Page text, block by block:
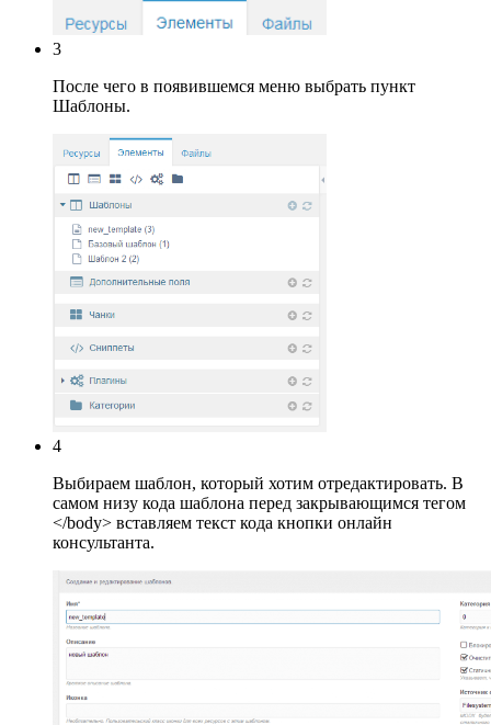
3
После чего в появившемся меню выбрать пункт
Шаблоны.
4
Выбираем шаблон, который хотим отредактировать. В
самом низу кода шаблона перед закрывающимся тегом
</body> вставляем текст кода кнопки онлайн
консультанта.